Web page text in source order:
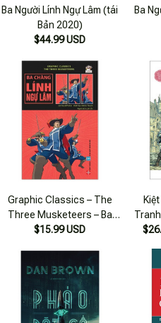
Ba Người Lính Ngự Lâm (tái
Bản 2020)
$44.99 USD
Ba
Graphic Classics – The
Three Musketeers – Ba
Chàng Lính Ngự Lâm
$15.99 USD